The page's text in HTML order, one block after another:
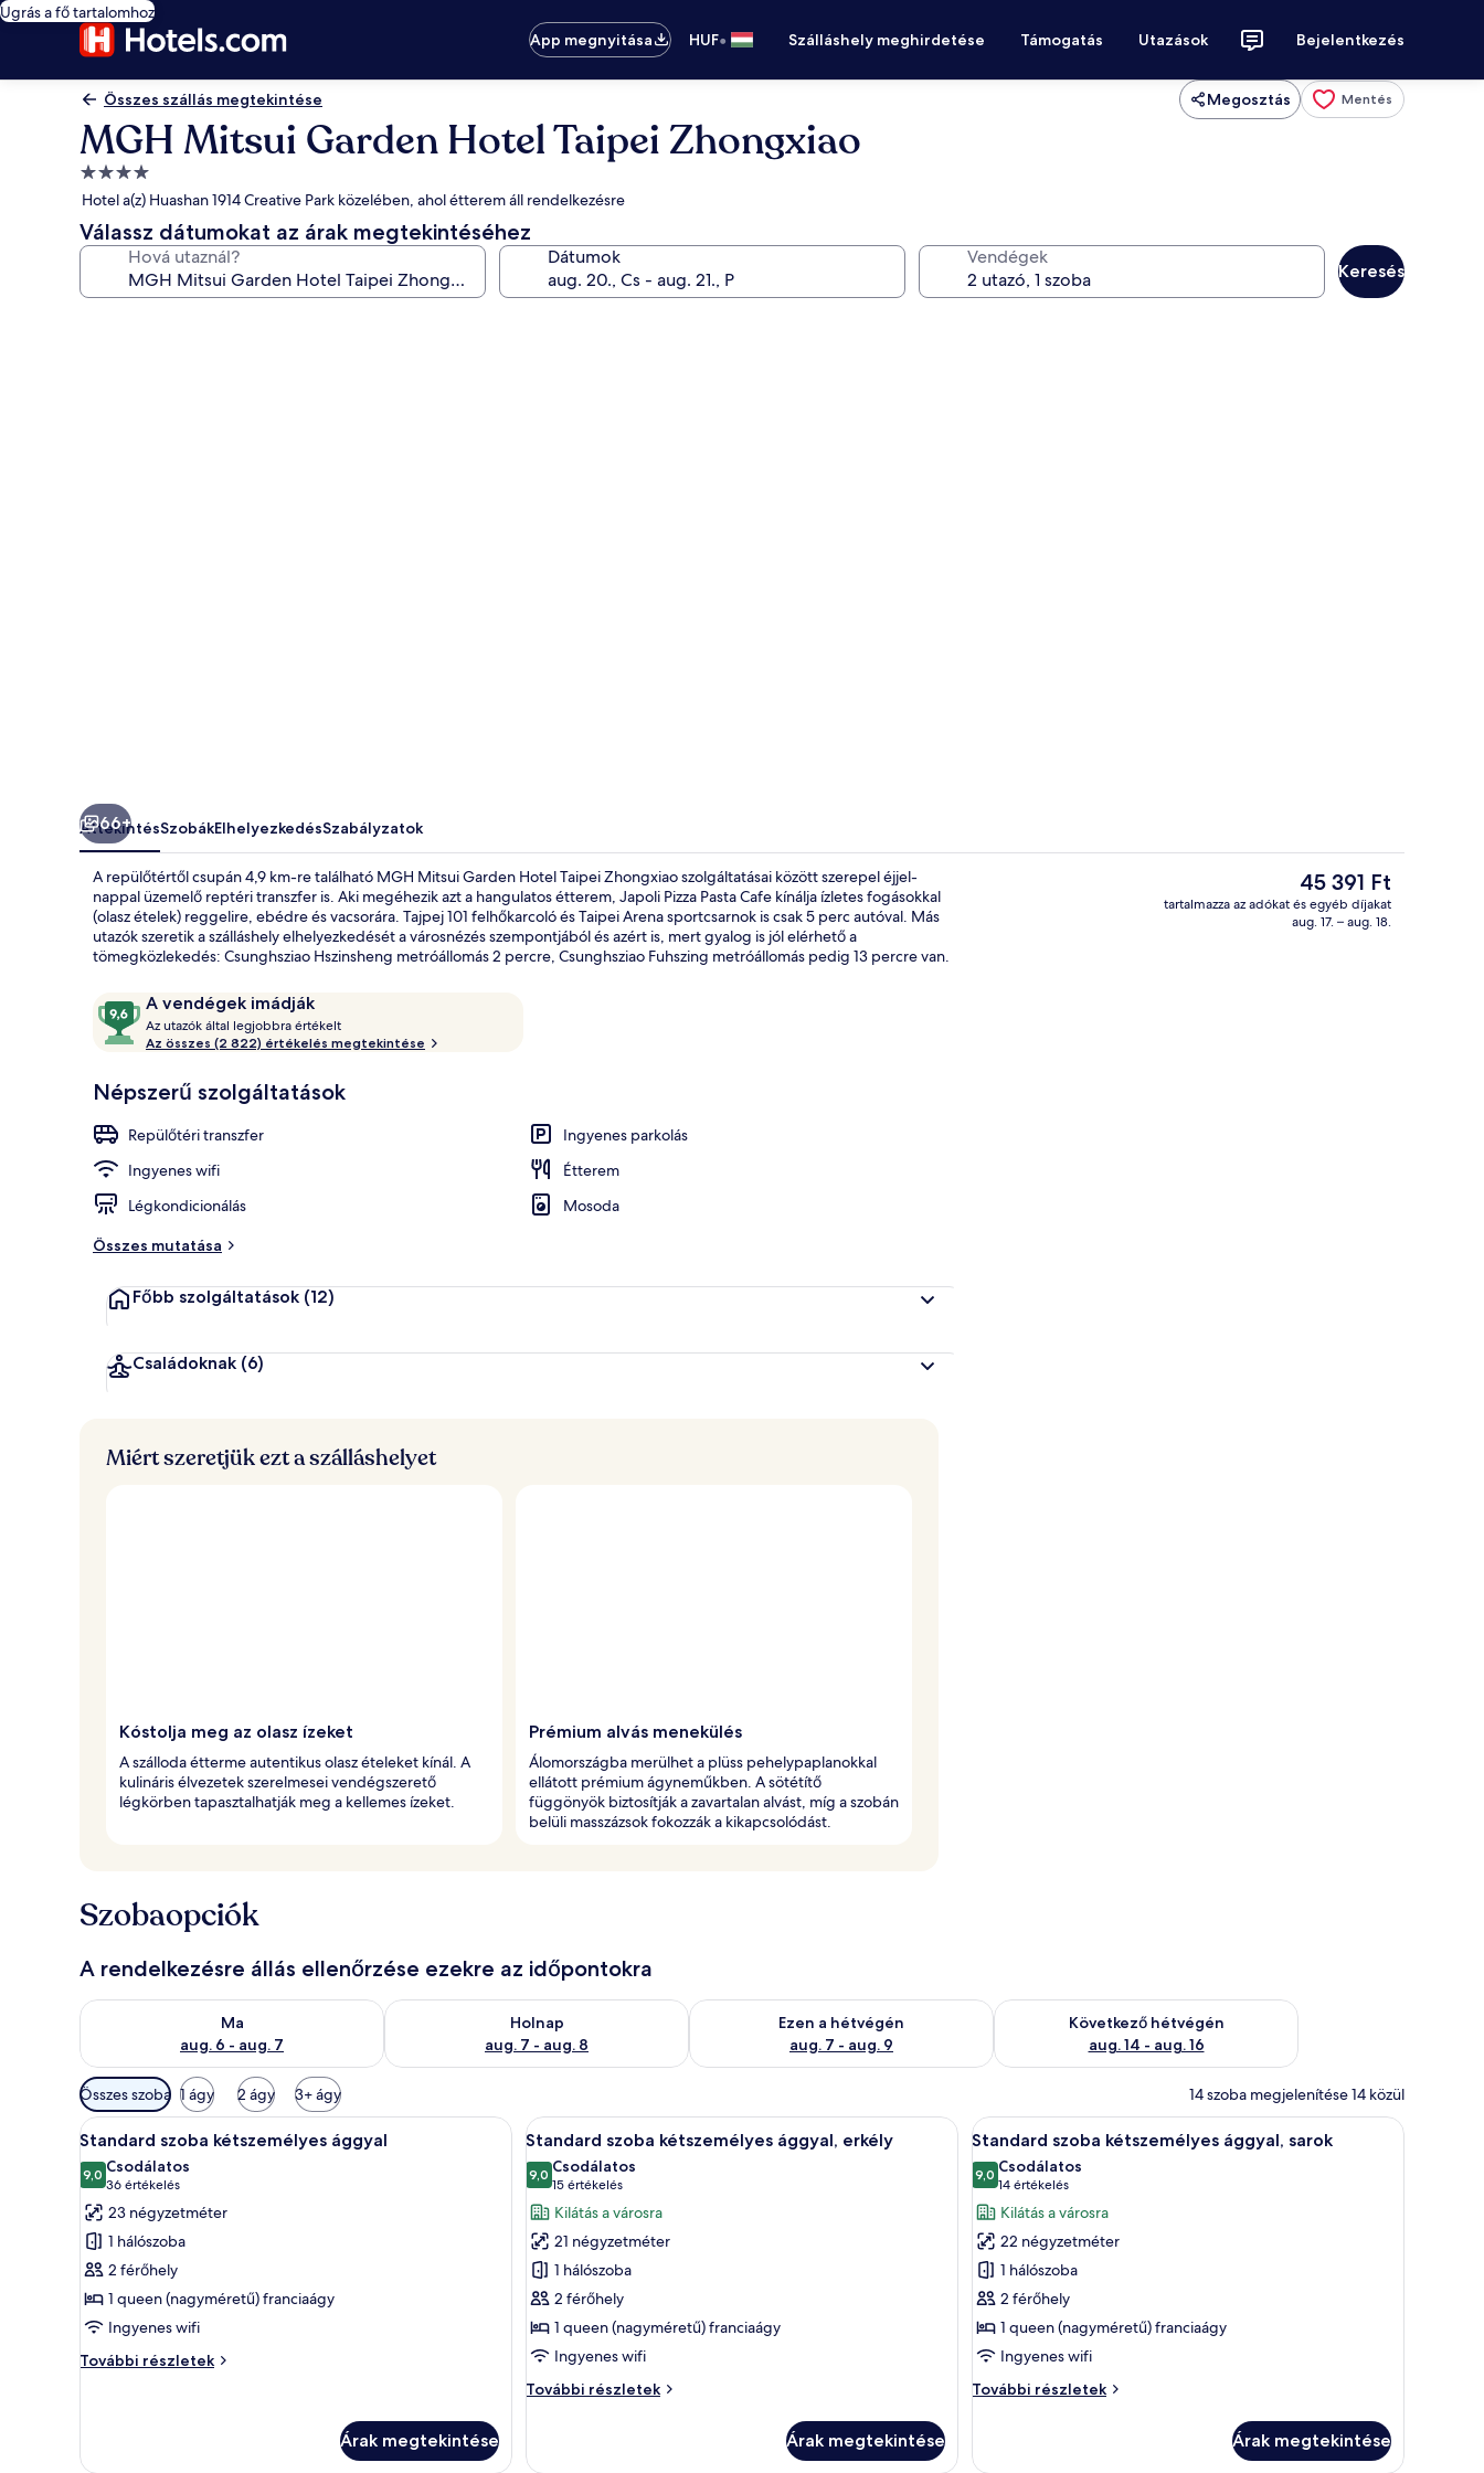
Ugrás a fő tartalomhoz
App megnyitása
HUF• Szálláshely meghirdetése Támogatás Utazások Bejelentkezés
Összes szállás megtekintése Megosztás Mentés
MGH Mitsui Garden Hotel Taipei Zhongxiao
4.0
csillagos
szálláshely
Hotel a(z) Huashan 1914 Creative Park közelében, ahol étterem áll rendelkezésre
Válassz dátumokat az árak megtekintéséhez
Hová utaznál? Dátumok Vendégek
Keresés
Lobby pihenő
66+
ÁttekintésSzobákElhelyezkedésSzabályzatok
A repülőtértől csupán 4,9 km-re található MGH Mitsui Garden Hotel Taipei Zhongxiao szolgáltatásai között szerepel éjjel-
nappal üzemelő reptéri transzfer is. Aki megéhezik azt a hangulatos étterem, Japoli Pizza Pasta Cafe kínálja ízletes fogásokkal
(olasz ételek) reggelire, ebédre és vacsorára. Tajpej 101 felhőkarcoló és Taipei Arena sportcsarnok is csak 5 perc autóval. Más
utazók szeretik a szálláshely elhelyezkedését a városnézés szempontjából és azért is, mert gyalog is jól elérhető a
tömegközlekedés: Csunghsziao Hszinsheng metróállomás 2 percre, Csunghsziao Fuhszing metróállomás pedig 13 percre van.
ÉrtékelésekA vendégek imádják
9,6
ennyiből:
10,
vendégek
Az utazók által legjobbra értékelt
z
t
a
b
Az összes (2 822) értékelés megtekintése
Népszerű szolgáltatások
Repülőtéri transzfer
Ingyenes parkolás
Ingyenes wifi
Étterem
Légkondicionálás
Mosoda
Összes mutatása
Főbb szolgáltatások (12)
Családoknak (6)
A
jelenlegi
ár
45 391 Ft
tartalmazza az adókat és egyéb díjakat
aug. 17. – aug. 18.
Miért szeretjük ezt a szálláshelyet
Kóstolja meg az olasz ízeket
A szálloda étterme autentikus olasz ételeket kínál. A
kulináris élvezetek szerelmesei vendégszerető
légkörben tapasztalhatják meg a kellemes ízeket.
Prémium alvás menekülés
Álomországba merülhet a plüss pehelypaplanokkal
ellátott prémium ágyneműkben. A sötétítő
függönyök biztosítják a zavartalan alvást, míg a szobán
belüli masszázsok fokozzák a kikapcsolódást.
Szobaopciók
A rendelkezésre állás ellenőrzése ezekre az időpontokra
Ma
aug. 6 - aug. 7
A ma esti rendelkezésre állás ellenőrzése: aug. 6 - aug. 7
Holnap
aug. 7 - aug. 8
A holnapi rendelkezésre állás ellenőrzése: aug. 7 - aug. 8
Ezen a hétvégén
aug. 7 - aug. 9
A mostani hétvégi rendelkezésre állás ellenőrzése: aug. 7 - aug. 9
Következő hétvégén
aug. 14 - aug. 16
A következő hétvégi rendelkezésre állás ellenőrzése: aug. 14 -
Szobákhoz
rendelkezésre
álló
szűrők
Összes szoba 1 ágy 2 ágy 3+ ágy 14 szoba megjelenítése 14 közül
A
következő
szoba
összes
képének
megtekintése:
Standard
szoba
kétszemélyes
ággyal
Egy szállodai szoba, amelyben található egy ágy, egy íróasztal egy síkképernyős televízióval, egy szék és egy a falra szerelt műalkotás.
5
Standard szoba kétszemélyes ággyal
9,010-ből 9,0
Csodálatos
36 értékelés
(36
értékelés)
23 négyzetméter
1 hálószoba
2 férőhely
1 queen (nagyméretű) franciaágy
Ingyenes wifi
További részletek
Standard
részletei
Árak megtekintése
A
következő
szoba
összes
képének
megtekintése:
Standard
szoba
kétszemélyes
ággyal,
erkély
Egy szállodai szoba, amelyben egy nagy ágy található, az ablakon keresztül kilátás nyílik a városra, és egy
5
Standard szoba kétszemélyes ággyal, erkély
9,010-ből 9,0
Csodálatos
15 értékelés
(15
értékelés)
Kilátás a városra
21 négyzetméter
1 hálószoba
2 férőhely
1 queen (nagyméretű) franciaágy
Ingyenes wifi
További részletek
Standard
erkély
Árak megtekintése
A
következő
szoba
összes
képének
megtekintése:
Standard
szoba
kétszemélyes
ággyal,
sarok
Egy szállodai szoba, amelyben egy nagy
6
Standard szoba kétszemélyes ággyal, sarok
9,010-ből 9,0
Csodálatos
14 értékelés
(14
értékelés)
Kilátás a városra
22 négyzetméter
1 hálószoba
2 férőhely
1 queen (nagyméretű) franciaágy
Ingyenes wifi
További részletek
Standard
sarok
Árak megtekintése